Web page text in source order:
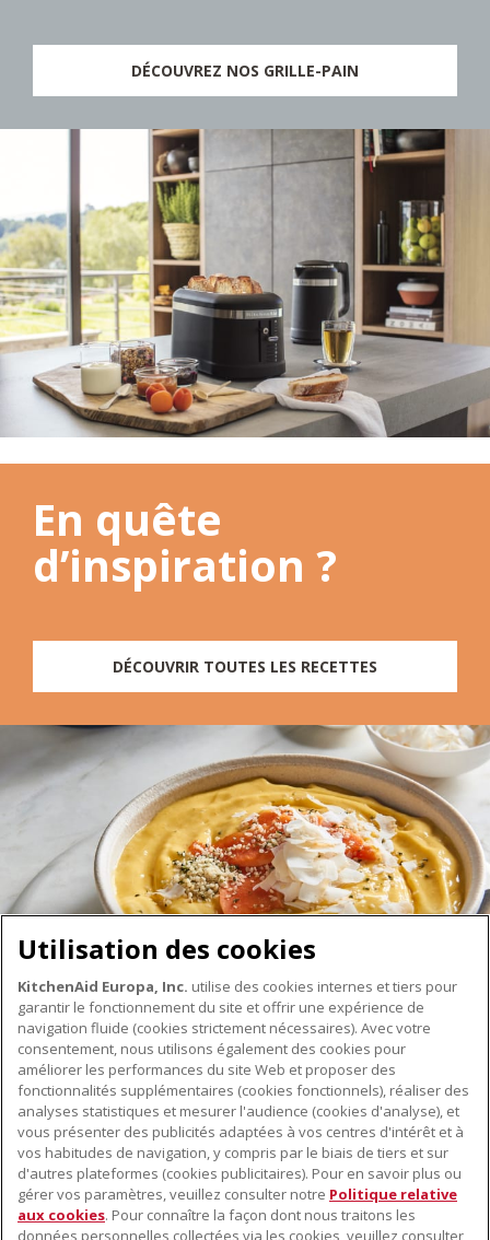
DÉCOUVREZ NOS GRILLE-PAIN
En quête
d’inspiration ?
DÉCOUVRIR TOUTES LES RECETTES
À PROPOS DE KITCHENAID
À propos de KitchenAid
Histoire de la marque
Communiqués de presse
ODR
NOS PRODUITS
Petits électroménagers
Matériel de cuisine
SERVICE CLIENT
Utilisation des cookies
KitchenAid Europa, Inc. utilise des cookies internes et tiers pour
garantir le fonctionnement du site et offrir une expérience de
navigation fluide (cookies strictement nécessaires). Avec votre
consentement, nous utilisons également des cookies pour
améliorer les performances du site Web et proposer des
fonctionnalités supplémentaires (cookies fonctionnels), réaliser des
analyses statistiques et mesurer l'audience (cookies d'analyse), et
vous présenter des publicités adaptées à vos centres d'intérêt et à
vos habitudes de navigation, y compris par le biais de tiers et sur
d'autres plateformes (cookies publicitaires). Pour en savoir plus ou
gérer vos paramètres, veuillez consulter notre Politique relative
aux cookies. Pour connaître la façon dont nous traitons les